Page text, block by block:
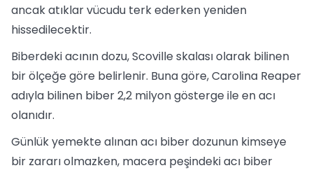
ancak atıklar vücudu terk ederken yeniden
hissedilecektir.
Biberdeki acının dozu, Scoville skalası olarak bilinen
bir ölçeğe göre belirlenir. Buna göre, Carolina Reaper
adıyla bilinen biber 2,2 milyon gösterge ile en acı
olanıdır.
Günlük yemekte alınan acı biber dozunun kimseye
bir zararı olmazken, macera peşindeki acı biber